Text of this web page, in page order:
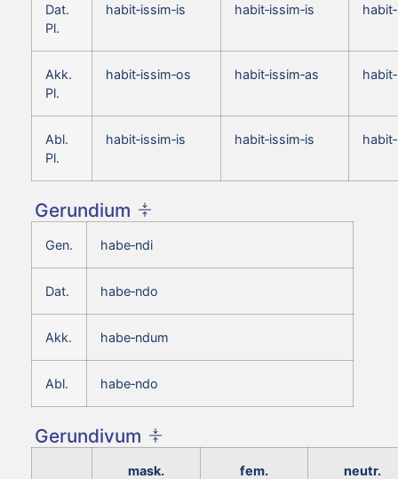
Dat.
Pl.
habit‑issim‑is habit‑issim‑is
Akk.
Pl.
habit‑issim‑os habit‑issim‑as
Abl.
Pl.
habit‑issim‑is habit‑issim‑is
Gerundium
Gen. habe‑ndi
Dat. habe‑ndo
Akk. habe‑ndum
Abl. habe‑ndo
Gerundivum
mask. fem. neutr.